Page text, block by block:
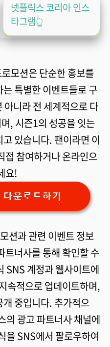
넷플릭스 코리아 인스
타그램👆️
모션은 단순한 홍보를
특별한 이벤트들로 구
니라 전 세계적으로 다
, 시즌1의 성공을 잇는
있습니다. 팬이라면 이
접 참여하거나 온라인으
요!
운로드하기
션과 관련 이벤트 정보
트너사를 통해 확인할 수
SNS 계정과 웹사이트에
속적으로 업데이트하며,
중입니다. 추가적으
의 광고 파트너사 채널에
을 SNS에서 팔로우하여